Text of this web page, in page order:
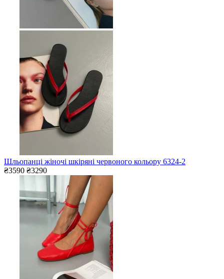
Шльопанці жіночі шкіряні червоного кольору 6324-2
₴3590 ₴3290